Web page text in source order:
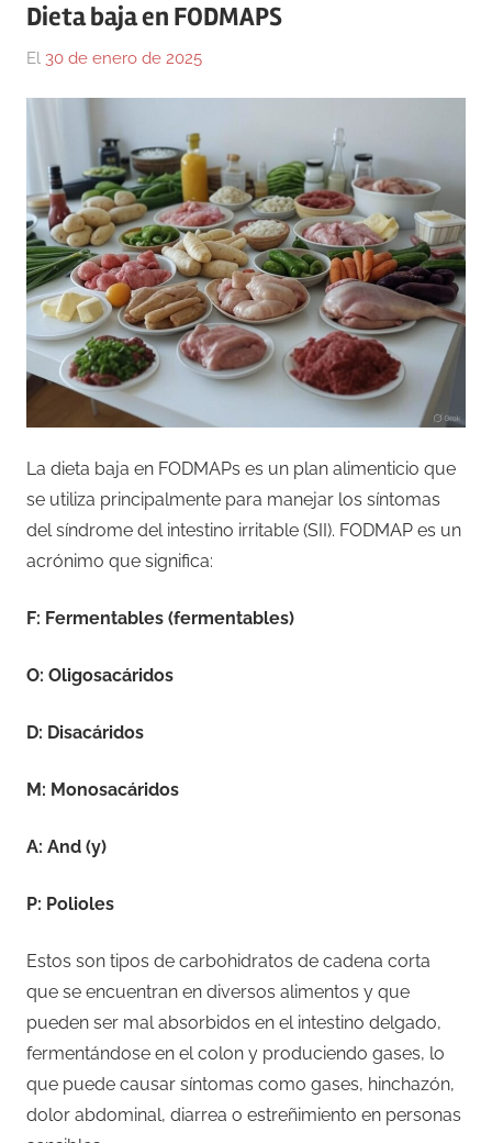
Dieta baja en FODMAPS
El 30 de enero de 2025
La dieta baja en FODMAPs es un plan alimenticio que
se utiliza principalmente para manejar los síntomas
del síndrome del intestino irritable (SII). FODMAP es un
acrónimo que significa:
F: Fermentables (fermentables)
O: Oligosacáridos
D: Disacáridos
M: Monosacáridos
A: And (y)
P: Polioles
Estos son tipos de carbohidratos de cadena corta
que se encuentran en diversos alimentos y que
pueden ser mal absorbidos en el intestino delgado,
fermentándose en el colon y produciendo gases, lo
que puede causar síntomas como gases, hinchazón,
dolor abdominal, diarrea o estreñimiento en personas